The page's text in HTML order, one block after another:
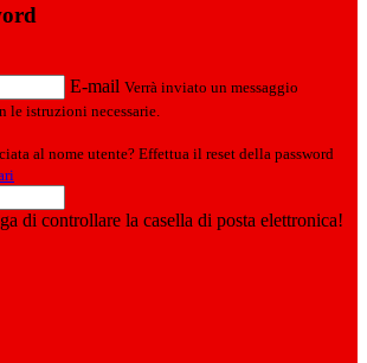
E-mail Verrà inviato un messaggio
istruzioni necessarie.
al nome utente? Effettua il reset della password
di controllare la casella di posta elettronica!